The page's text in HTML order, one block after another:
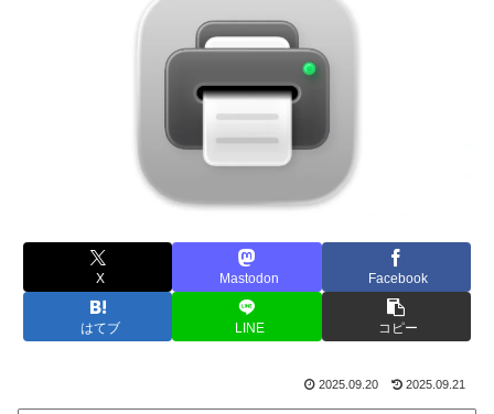
X Mastodon Facebook
はてブ LINE コピー
2025.09.20 2025.09.21